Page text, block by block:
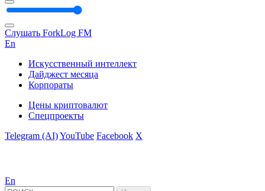
Слушать ForkLog FM
En
Искусственный интеллект
Дайджест месяца
Корпораты
Цены криптовалют
Спецпроекты
Telegram (AI)YouTube Facebook X
En